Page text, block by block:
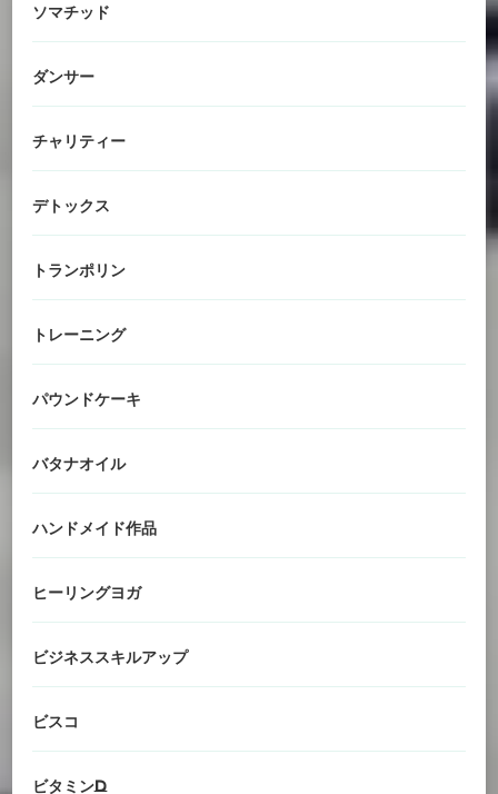
ソマチッド
ダンサー
チャリティー
デトックス
トランポリン
トレーニング
パウンドケーキ
バタナオイル
ハンドメイド作品
ヒーリングヨガ
ビジネススキルアップ
ビスコ
ビタミンD